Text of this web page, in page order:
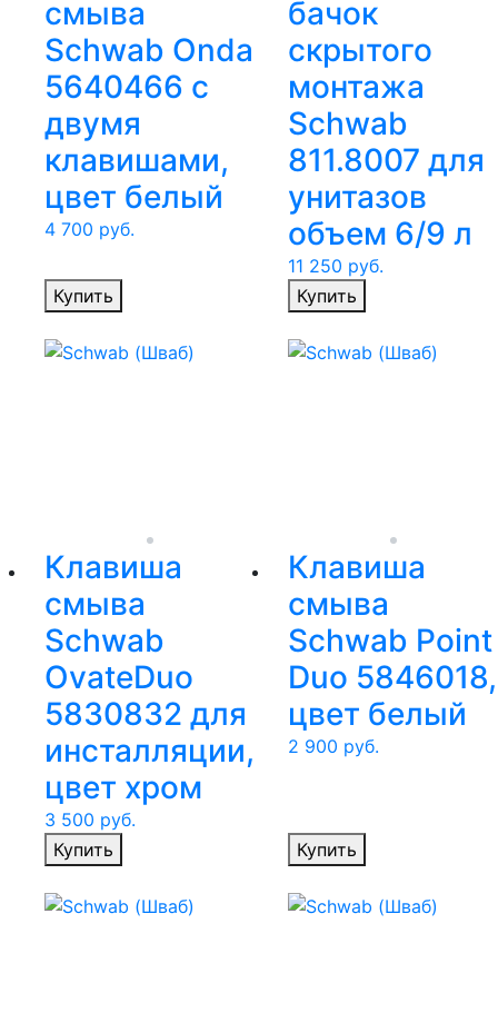
смыва
Schwab Onda
5640466 с
двумя
клавишами,
цвет белый
4 700 руб.
Купить
бачок
скрытого
монтажа
Schwab
811.8007 для
унитазов
объем 6/9 л
11 250 руб.
Купить
Клавиша
смыва
Schwab
OvateDuo
5830832 для
инсталляции,
цвет хром
3 500 руб.
Купить
Клавиша
смыва
Schwab Point
Duo 5846018,
цвет белый
2 900 руб.
Купить